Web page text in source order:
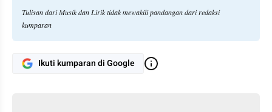
Tulisan dari Musik dan Lirik tidak mewakili pandangan dari redaksi
kumparan
Ikuti kumparan di Google